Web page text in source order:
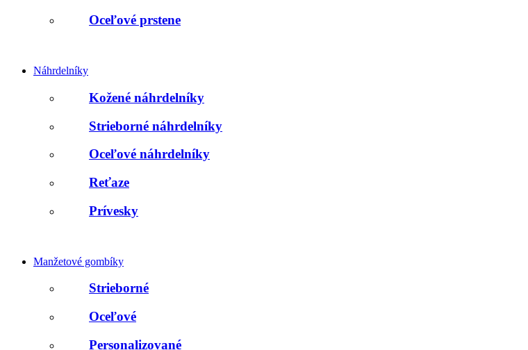
Oceľové prstene
Náhrdelníky
Kožené náhrdelníky
Strieborné náhrdelníky
Oceľové náhrdelníky
Reťaze
Prívesky
Manžetové gombíky
Strieborné
Oceľové
Personalizované